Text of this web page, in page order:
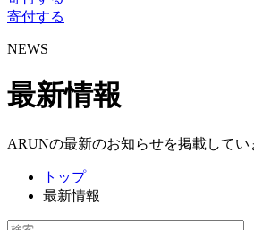
寄付する
NEWS
最新情報
ARUNの最新のお知らせを掲載してい
トップ
最新情報